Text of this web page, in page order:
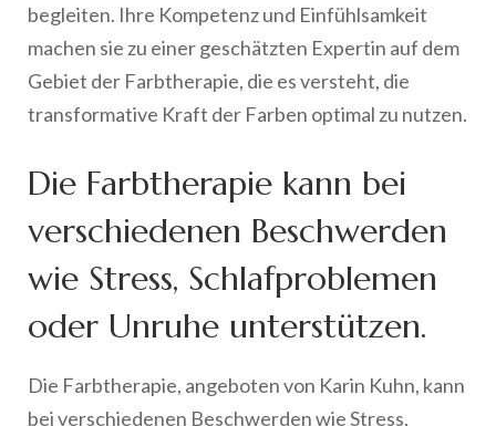
begleiten. Ihre Kompetenz und Einfühlsamkeit
machen sie zu einer geschätzten Expertin auf dem
Gebiet der Farbtherapie, die es versteht, die
transformative Kraft der Farben optimal zu nutzen.
Die Farbtherapie kann bei
verschiedenen Beschwerden
wie Stress, Schlafproblemen
oder Unruhe unterstützen.
Die Farbtherapie, angeboten von Karin Kuhn, kann
bei verschiedenen Beschwerden wie Stress,